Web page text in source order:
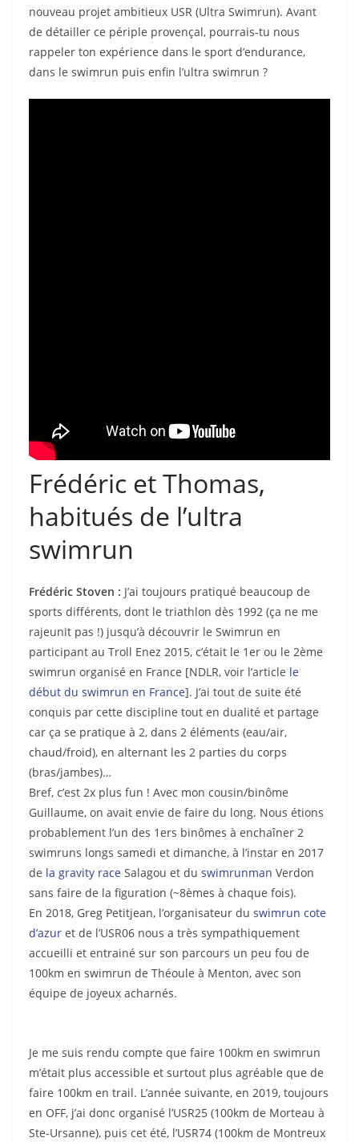
nouveau projet ambitieux USR (Ultra Swimrun). Avant
de détailler ce périple provençal, pourrais-tu nous
rappeler ton expérience dans le sport d’endurance,
dans le swimrun puis enfin l’ultra swimrun ?
Frédéric et Thomas,
habitués de l’ultra
swimrun
Frédéric Stoven : J’ai toujours pratiqué beaucoup de
sports différents, dont le triathlon dès 1992 (ça ne me
rajeunit pas !) jusqu’à découvrir le Swimrun en
participant au Troll Enez 2015, c’était le 1er ou le 2ème
swimrun organisé en France [NDLR, voir l’article le
début du swimrun en France]. J’ai tout de suite été
conquis par cette discipline tout en dualité et partage
car ça se pratique à 2, dans 2 éléments (eau/air,
chaud/froid), en alternant les 2 parties du corps
(bras/jambes)…
Bref, c’est 2x plus fun ! Avec mon cousin/binôme
Guillaume, on avait envie de faire du long. Nous étions
probablement l’un des 1ers binômes à enchaîner 2
swimruns longs samedi et dimanche, à l’instar en 2017
de la gravity race Salagou et du swimrunman Verdon
sans faire de la figuration (~8èmes à chaque fois).
En 2018, Greg Petitjean, l’organisateur du swimrun cote
d’azur et de l’USR06 nous a très sympathiquement
accueilli et entrainé sur son parcours un peu fou de
100km en swimrun de Théoule à Menton, avec son
équipe de joyeux acharnés.
Je me suis rendu compte que faire 100km en swimrun
m’était plus accessible et surtout plus agréable que de
faire 100km en trail. L’année suivante, en 2019, toujours
en OFF, j’ai donc organisé l’USR25 (100km de Morteau à
Ste-Ursanne), puis cet été, l’USR74 (100km de Montreux